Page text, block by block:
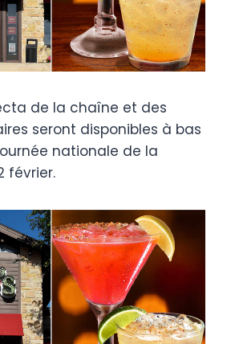
de la chaîne et des
seront disponibles à bas
nationale de la
février.